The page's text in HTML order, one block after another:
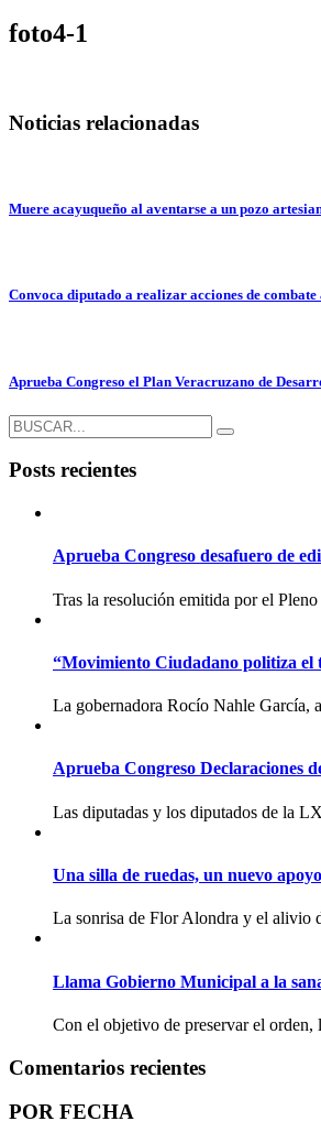
foto4-1
Noticias relacionadas
Muere acayuqueño al aventarse a un pozo
Convoca diputado a realizar acciones de
Aprueba Congreso el Plan Veracruzano de
Posts recientes
Aprueba Congreso desafuero de
Tras la resolución emitida por el
“Movimiento Ciudadano politiza el
La gobernadora Rocío Nahle García,
Aprueba Congreso Declaraciones
Las diputadas y los diputados de la
Una silla de ruedas, un nuevo
La sonrisa de Flor Alondra y el alivio
Llama Gobierno Municipal a la
Con el objetivo de preservar el orden,
Comentarios recientes
POR FECHA